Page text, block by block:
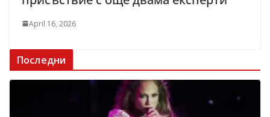
April 16, 2026
Последни